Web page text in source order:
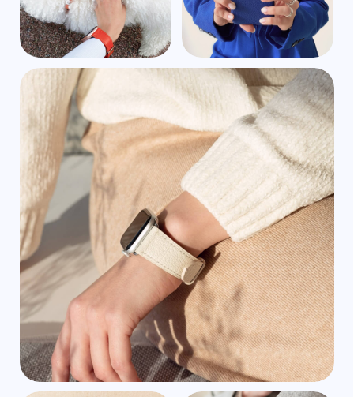
У нас есть много
цветов кожи,которых
нет на сайте
+7 995 771-50-30